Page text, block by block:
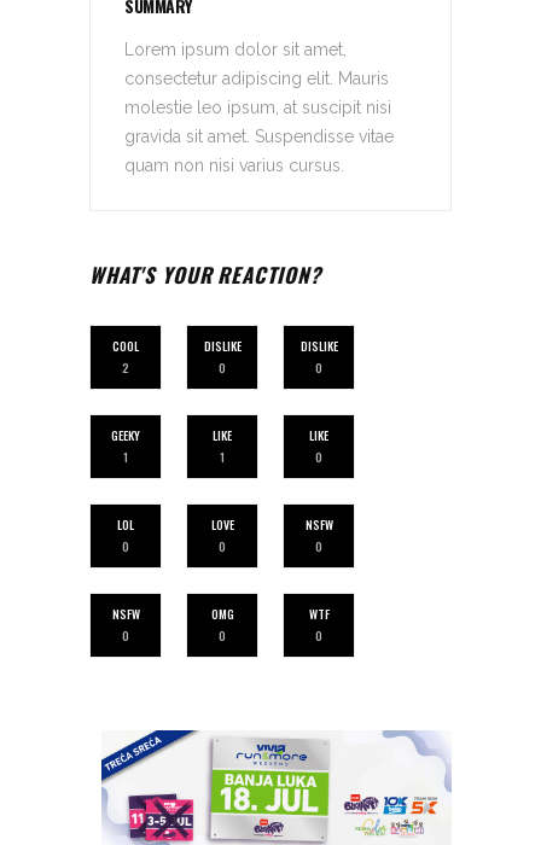
SUMMARY
Lorem ipsum dolor sit amet,
consectetur adipiscing elit. Mauris
molestie leo ipsum, at suscipit nisi
gravida sit amet. Suspendisse vitae
quam non nisi varius cursus.
WHAT'S YOUR REACTION?
COOL
2
DISLIKE
0
DISLIKE
0
GEEKY
1
LIKE
1
LIKE
0
LOL
0
LOVE
0
NSFW
0
NSFW
0
OMG
0
WTF
0